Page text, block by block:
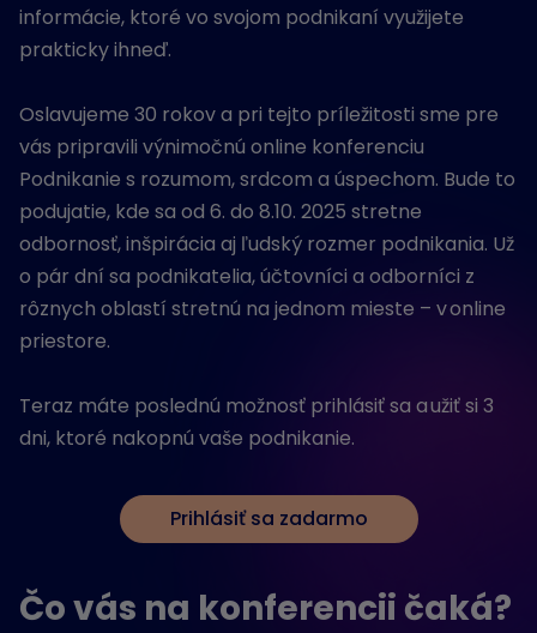
informácie, ktoré vo svojom podnikaní využijete
prakticky ihneď.
Oslavujeme 30 rokov a pri tejto príležitosti sme pre
vás pripravili výnimočnú online konferenciu
Podnikanie s rozumom, srdcom a úspechom. Bude to
podujatie, kde sa od 6. do 8.10. 2025 stretne
odbornosť, inšpirácia aj ľudský rozmer podnikania. Už
o pár dní sa podnikatelia, účtovníci a odborníci z
rôznych oblastí stretnú na jednom mieste – v online
priestore.
Teraz máte poslednú možnosť prihlásiť sa a užiť si 3
dni, ktoré nakopnú vaše podnikanie.
Prihlásiť sa zadarmo
Čo vás na konferencii čaká?